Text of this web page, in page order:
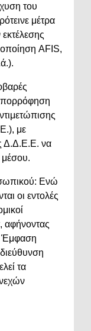
του
μέτρα
AFIS,
με
Δ.Δ.Ε.Ε. να
μέσου.
Ενώ
οι εντολές
αφήνοντας
Έμφαση
τα